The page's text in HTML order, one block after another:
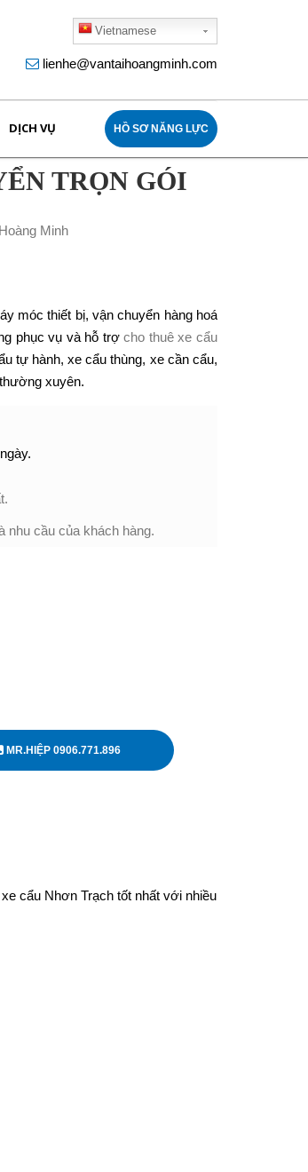
Vietnamese
lienhe@vantaihoangminh.com
DỊCH VỤ HỒ SƠ NĂNG LỰC
TRỌN GÓI
móc thiết bị, vận chuyển hàng hoá
phục vụ và hỗ trợcho thuê xe cẩu
tự hành, xe cẩu thùng, xe cần cẩu,
xuyên.
nhu cầu của khách hàng.
MR.HIỆP 0906.771.896
cẩu Nhơn Trạch tốt nhất với nhiều